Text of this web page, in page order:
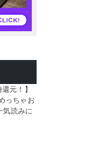
元！】
っちゃお
気読みに